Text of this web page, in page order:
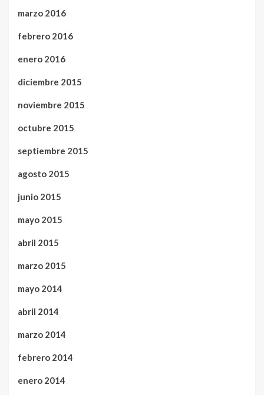
marzo 2016
febrero 2016
enero 2016
diciembre 2015
noviembre 2015
octubre 2015
septiembre 2015
agosto 2015
junio 2015
mayo 2015
abril 2015
marzo 2015
mayo 2014
abril 2014
marzo 2014
febrero 2014
enero 2014